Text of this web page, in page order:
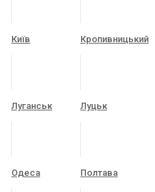
Київ Кропивницький
Луганськ Луцьк
Одеса Полтава